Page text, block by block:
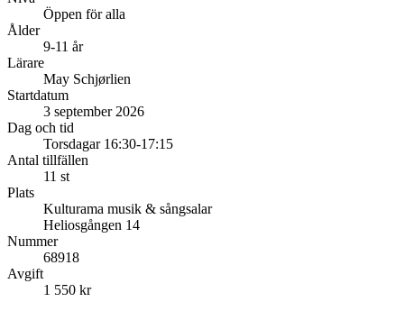
Öppen för alla
Ålder
9-11 år
Lärare
May Schjørlien
Startdatum
3 september 2026
Dag och tid
Torsdagar 16:30-17:15
Antal tillfällen
11 st
Plats
Kulturama musik & sångsalar
Heliosgången 14
Nummer
68918
Avgift
1 550 kr